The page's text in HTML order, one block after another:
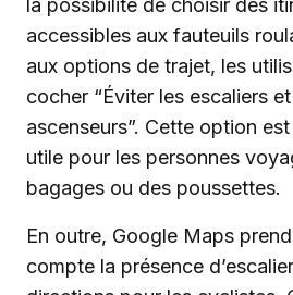
la possibilité de choisir des
accessibles aux fauteuils
aux options de trajet, les
cocher “Éviter les escaliers
ascenseurs”. Cette option
utile pour les personnes
bagages ou des poussettes.
En outre, Google Maps
compte la présence